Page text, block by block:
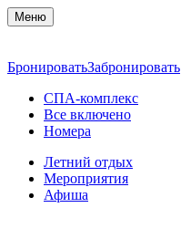
Меню
БронироватьЗабронировать
СПА-комплекс
Все включено
Номера
Летний отдых
Мероприятия
Афиша